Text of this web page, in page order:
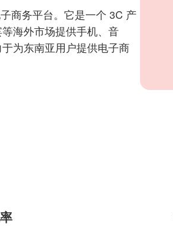
商务平台。它是一个 3C 产
海外市场提供手机、音
为东南亚用户提供电子商